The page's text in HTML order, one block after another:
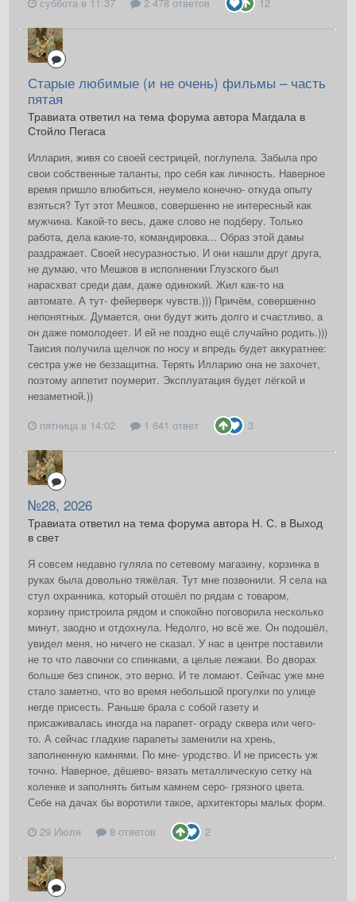
Старые любимые (и не очень) фильмы – часть
пятая
Травиата ответил на тема форума автора Магдала в
Стойло Пегаса
Иллария, живя со своей сестрицей, поглупела. Забыла про
свои собственные таланты, про себя как личность. Наверное
время пришло влюбиться, неумело конечно- откуда опыту
взяться? Тут этот Мешков, совершенно не интересный как
мужчина. Какой-то весь, даже слово не подберу. Только
работа, дела какие-то, командировка... Образ этой дамы
раздражает. Своей несуразностью. И они нашли друг друга,
не думаю, что Мешков в исполнении Глузского был
нарасхват среди дам, даже одинокий. Жил как-то на
автомате. А тут- фейерверк чувств.))) Причём, совершенно
непонятных. Думается, они будут жить долго и счастливо, а
он даже помолодеет. И ей не поздно ещё случайно родить.)))
Таисия получила щелчок по носу и впредь будет аккуратнее:
сестра уже не беззащитна. Терять Илларию она не захочет,
поэтому аппетит поумерит. Эксплуатация будет лёгкой и
незаметной.))
пятница в 14:02
1 641 ответ 3
№28, 2026
Травиата ответил на тема форума автора Н. С. в Выход
в свет
Я совсем недавно гуляла по сетевому магазину, корзинка в
руках была довольно тяжёлая. Тут мне позвонили. Я села на
стул охранника, который отошёл по рядам с товаром,
корзину пристроила рядом и спокойно поговорила несколько
минут, заодно и отдохнула. Недолго, но всё же. Он подошёл,
увидел меня, но ничего не сказал. У нас в центре поставили
не то что лавочки со спинками, а целые лежаки. Во дворах
больше без спинок, это верно. И те ломают. Сейчас уже мне
стало заметно, что во время небольшой прогулки по улице
негде присесть. Раньше брала с собой газету и
присаживалась иногда на парапет- ограду сквера или чего-
то. А сейчас гладкие парапеты заменили на хрень,
заполненную камнями. По мне- уродство. И не присесть уж
точно. Наверное, дёшево- вязать металлическую сетку на
коленке и заполнять битым камнем серо- грязного цвета.
Себе на дачах бы воротили такое, архитекторы малых форм.
29 Июля
8 ответов 2